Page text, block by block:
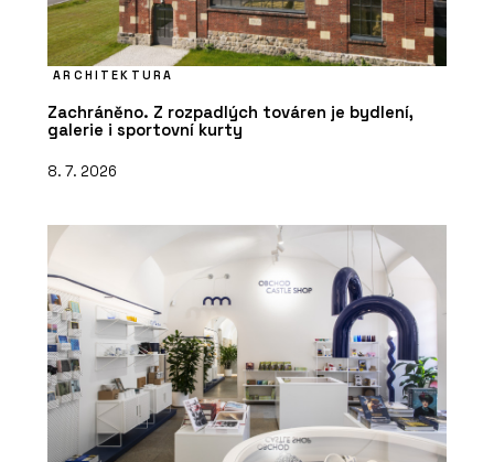
ARCHITEKTURA
Zachráněno. Z rozpadlých továren je bydlení,
galerie i sportovní kurty
8. 7. 2026